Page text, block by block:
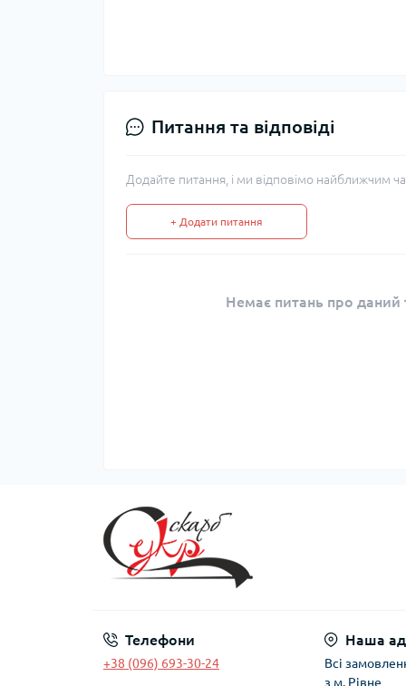
Питання та відповіді
Додайте питання, і ми відповімо найближчим
+ Додати питання
Немає питань про даний
Телефони
+38 (096) 693-30-24
Наша
Всі
з м. Рівне